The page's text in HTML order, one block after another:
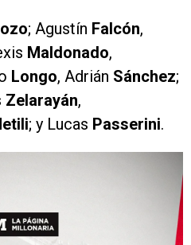
; Agustín Falcón,
Maldonado,
Longo, Adrián Sánchez;
Zelarayán,
; y Lucas Passerini.